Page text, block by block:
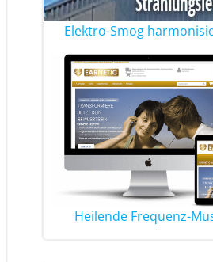
Elektro-Smog
Heilende Frequenz-